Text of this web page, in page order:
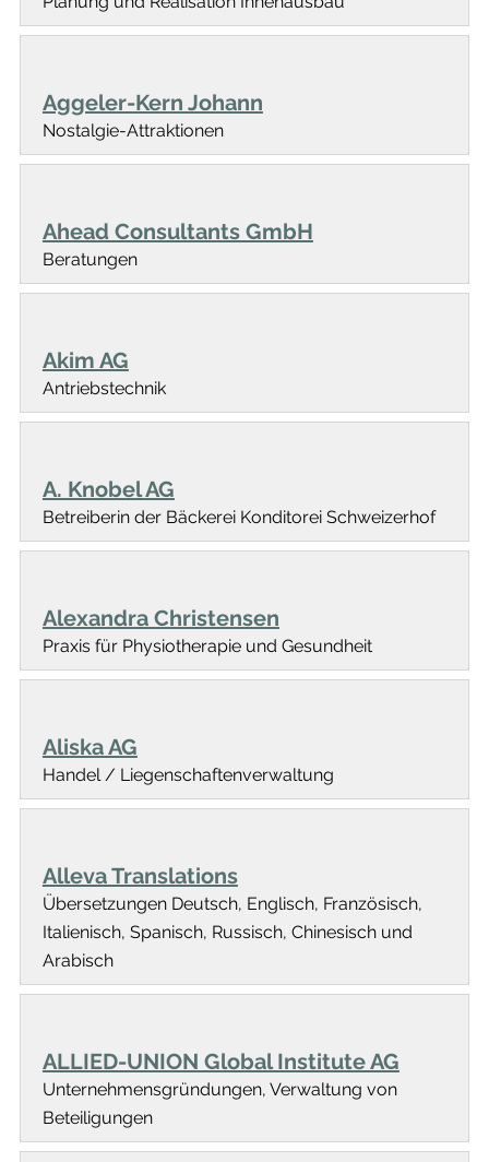
Aggeler-Kern Johann
Nostalgie-Attraktionen
Ahead Consultants GmbH
Beratungen
Akim AG
Antriebstechnik
A. Knobel AG
Betreiberin der Bäckerei Konditorei Schweizerhof
Alexandra Christensen
Praxis für Physiotherapie und Gesundheit
Aliska AG
Handel / Liegenschaftenverwaltung
Alleva Translations
Übersetzungen Deutsch, Englisch, Französisch,
Italienisch, Spanisch, Russisch, Chinesisch und
Arabisch
ALLIED-UNION Global Institute AG
Unternehmensgründungen, Verwaltung von
Beteiligungen